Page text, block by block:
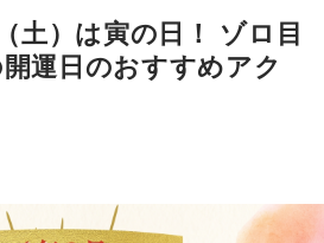
っていて。
んだ」みたいな、そういうときの
、いろんな不安や葛藤を飛び越え
っている部分も結構あるんですけ
ので、そういうものを飛び越えて
感じました。
けるコンディションづくりの重要
欠けちゃうしね。だからご飯を食
ばまたよく寝られたりすると思う
ションを常に最高に整えるという
たら悩んでいた時期は体調が不安定
のはどんなことですか？
選んでください。
とはないのか
か
配はないか
るのか
土）は寅の日！ ゾロ目
運日のおすすめアク